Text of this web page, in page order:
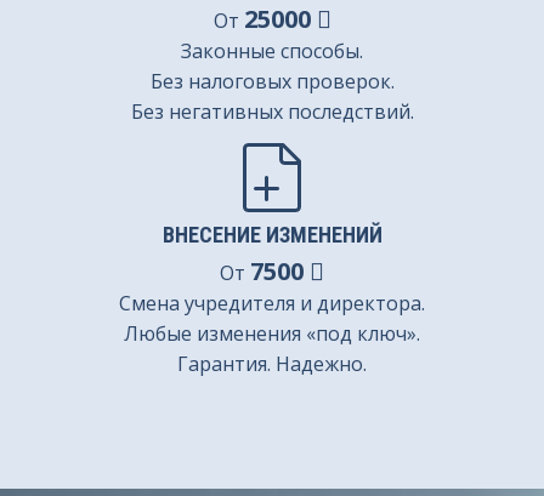
От 25000
Законные способы.
Без налоговых проверок.
Без негативных последствий.
ВНЕСЕНИЕ ИЗМЕНЕНИЙ
От 7500
Смена учредителя и директора.
Любые изменения «под ключ».
Гарантия. Надежно.